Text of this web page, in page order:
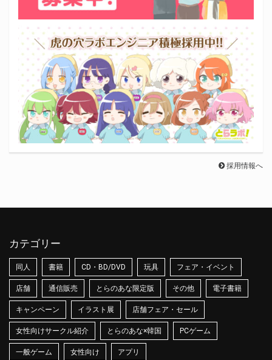
採用情報へ
カテゴリー
同人 書籍 CD・BD/DVD 玩具 フェア・イベント
店舗 通信販売 とらのあな限定版 その他 電子書籍
キャンペーン イラスト展 店舗フェア・セール
女性向けサークル紹介 とらのあな×韓国 PCゲーム
一般ゲーム 女性向け アプリ